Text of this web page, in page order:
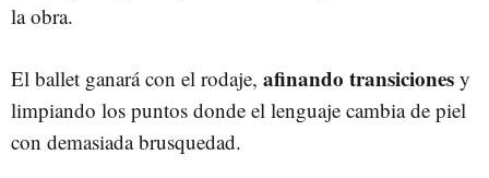
la obra.
El ballet ganará con el rodaje, afinando transiciones y
limpiando los puntos donde el lenguaje cambia de piel
con demasiada brusquedad.